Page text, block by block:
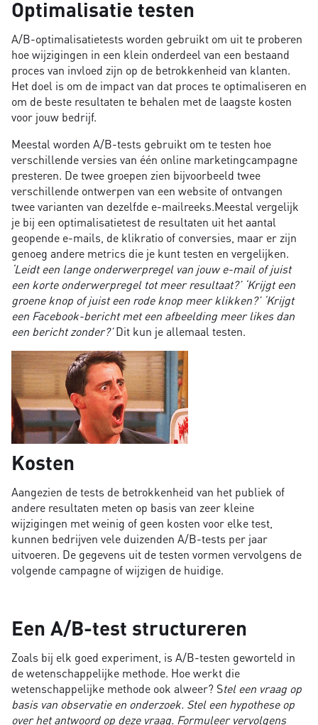
Optimalisatie testen
A/B-optimalisatietests worden gebruikt om uit te proberen
hoe wijzigingen in een klein onderdeel van een bestaand
proces van invloed zijn op de betrokkenheid van klanten.
Het doel is om de impact van dat proces te optimaliseren en
om de beste resultaten te behalen met de laagste kosten
voor jouw bedrijf.
Meestal worden A/B-tests gebruikt om te testen hoe
verschillende versies van één online marketingcampagne
presteren. De twee groepen zien bijvoorbeeld twee
verschillende ontwerpen van een website of ontvangen
twee varianten van dezelfde e-mailreeks.Meestal vergelijk
je bij een optimalisatietest de resultaten uit het aantal
geopende e-mails, de klikratio of conversies, maar er zijn
genoeg andere metrics die je kunt testen en vergelijken.
‘Leidt een lange onderwerpregel van jouw e-mail of juist
een korte onderwerpregel tot meer resultaat?’ ‘Krijgt een
groene knop of juist een rode knop meer klikken?’ ‘Krijgt
een Facebook-bericht met een afbeelding meer likes dan
een bericht zonder?’Dit kun je allemaal testen.
Kosten
Aangezien de tests de betrokkenheid van het publiek of
andere resultaten meten op basis van zeer kleine
wijzigingen met weinig of geen kosten voor elke test,
kunnen bedrijven vele duizenden A/B-tests per jaar
uitvoeren. De gegevens uit de testen vormen vervolgens de
volgende campagne of wijzigen de huidige.
Een A/B-test structureren
Zoals bij elk goed experiment, is A/B-testen geworteld in
de wetenschappelijke methode. Hoe werkt die
wetenschappelijke methode ook alweer? Stel een vraag op
basis van observatie en onderzoek. Stel een hypothese op
over het antwoord op deze vraag. Formuleer vervolgens